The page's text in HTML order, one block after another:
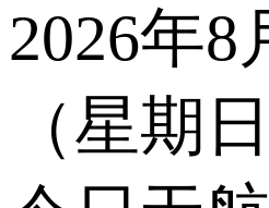
2026年8
（星期日